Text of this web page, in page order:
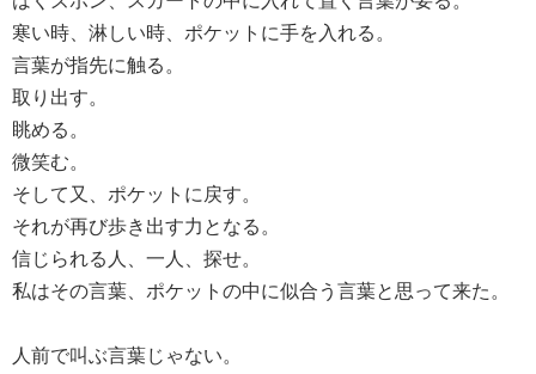
寒い時、淋しい時、ポケットに手を入れる。
言葉が指先に触る。
取り出す。
眺める。
微笑む。
そして又、ポケットに戻す。
それが再び歩き出す力となる。
信じられる人、一人、探せ。
私はその言葉、ポケットの中に似合う言葉と思って来た。
人前で叫ぶ言葉じゃない。